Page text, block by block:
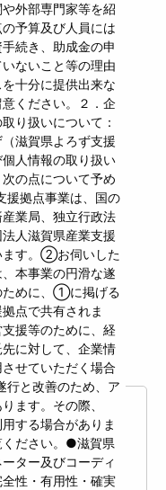
外部専門家等を紹
予算及び人員には
続き、助成金の申
ないこと等の理由
十分に提供出来な
ください。２．企
り扱いについて：
滋賀県よろず支援
人情報の取り扱い
の点について予め
拠点事業は、国の
業局、独立行政法
人滋賀県産業支援
ます。②お伺いした
本事業の円滑な遂
ために、①に掲げる
点で共有されま
援等のために、経
に対して、企業情
せていただく場合
と改善のため、ア
ります。その際、
する場合がありま
ください。●滋賀県
ター及びコーディ
性・有用性・確実